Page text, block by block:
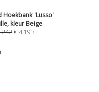
Hoekbank 'Lusso'
kleur Beige
€4.193